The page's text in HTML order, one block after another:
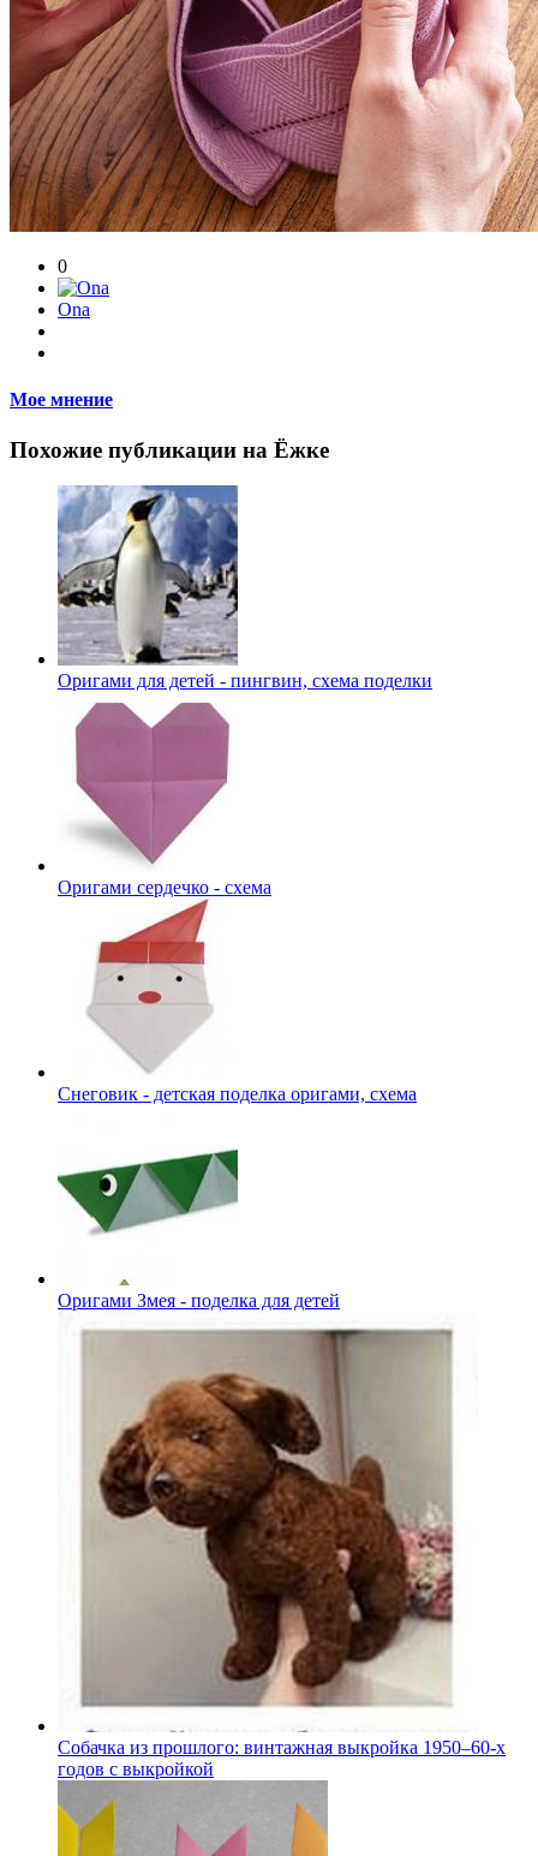
0
Ona
Мое мнение
Похожие публикации на Ёжке
Оригами для детей - пингвин, схема поделки
Оригами сердечко - схема
Снеговик - детская поделка оригами, схема
Оригами Змея - поделка для детей
Собачка из прошлого: винтажная выкройка 1950–60-х
годов с выкройкой